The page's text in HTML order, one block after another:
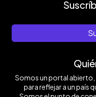
Somos un portal
para reflejar a un país